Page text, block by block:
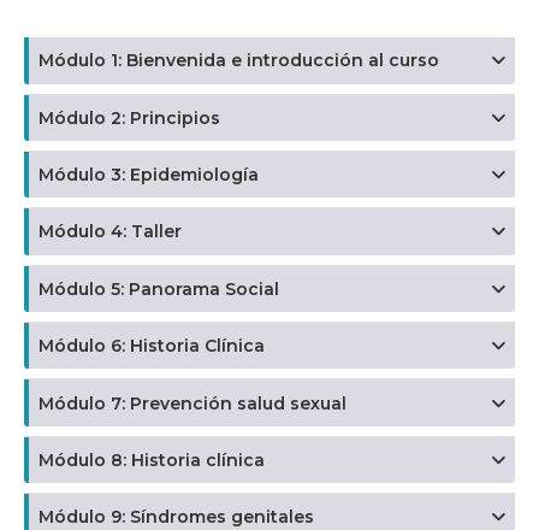
Módulo 1: Bienvenida e introducción al curso
Módulo 2: Principios
Módulo 3: Epidemiología
Módulo 4: Taller
Módulo 5: Panorama Social
Módulo 6: Historia Clínica
Módulo 7: Prevención salud sexual
Módulo 8: Historia clínica
Módulo 9: Síndromes genitales